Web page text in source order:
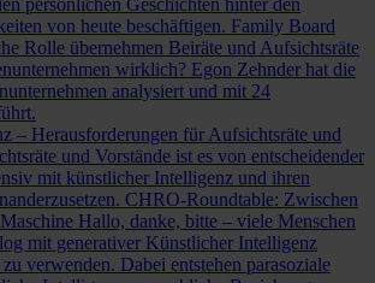
persönlichen Geschichten hinter den
von heute beschäftigen. Family Board
Rolle übernehmen Beiräte und Aufsichtsräte
wirklich? Egon Zehnder hat die
analysiert und mit 24
– Herausforderungen für Aufsichtsräte und
und Vorstände ist es von entscheidender
mit künstlicher Intelligenz und ihren
CHRO-Roundtable: Zwischen
Hallo, danke, bitte – viele Menschen
mit generativer Künstlicher Intelligenz
verwenden. Dabei entstehen parasoziale